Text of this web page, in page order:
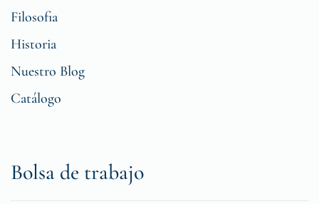
Filosofia
Historia
Nuestro Blog
Catálogo
Bolsa de trabajo